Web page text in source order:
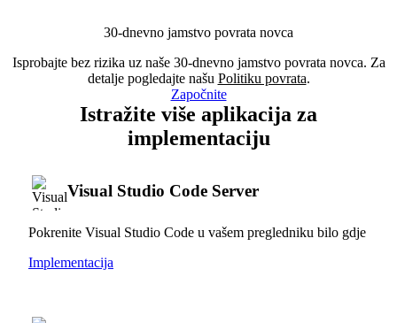
30-dnevno jamstvo povrata novca
Isprobajte bez rizika uz naše 30-dnevno jamstvo povrata novca. Za
detalje pogledajte našu Politiku povrata.
Započnite
Istražite više aplikacija za
implementaciju
Visual Studio Code Server
Pokrenite Visual Studio Code u vašem pregledniku bilo gdje
Implementacija